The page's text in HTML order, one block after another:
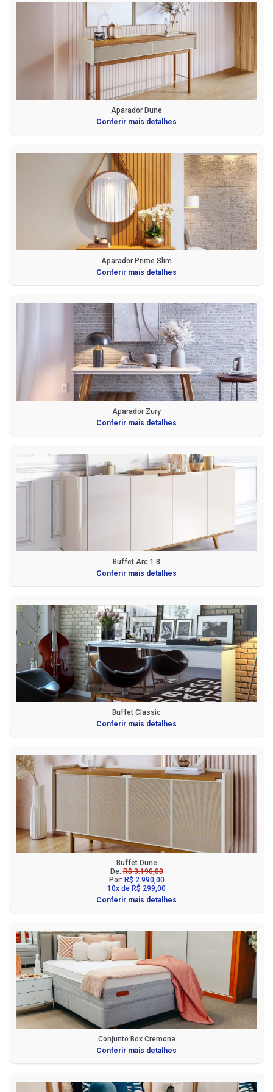
Aparador Dune
Conferir mais detalhes
Aparador Prime Slim
Conferir mais detalhes
Aparador Zury
Conferir mais detalhes
Buffet Arc 1.8
Conferir mais detalhes
Buffet Classic
Conferir mais detalhes
Buffet Dune
De:R$ 3.190,00
Por: R$ 2.990,00
10x de R$ 299,00
Conferir mais detalhes
Conjunto Box Cremona
Conferir mais detalhes